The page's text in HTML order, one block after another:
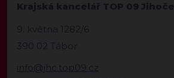
Krajská kancelář TOP 09
9. května 1282/6
390 02 Tábor
info@jhc.top09.cz